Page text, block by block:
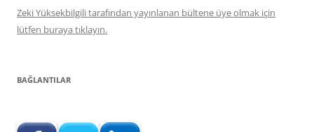
Zeki Yüksekbilgili tarafından yayınlanan bültene üye olmak için
lütfen buraya tıklayın.
BAĞLANTILAR